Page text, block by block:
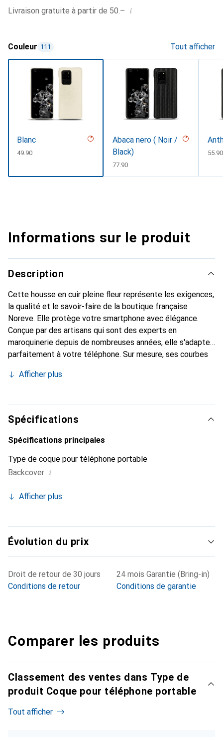
Livraison gratuite à partir de 50.– i
Couleur 111 Tout afficher
Blanc
CHF
49.90
Abaca nero ( Noir /
Black)
CHF
77.90
CHF
55.90
Informations sur le produit
Description
Cette housse en cuir pleine fleur représente les exigences,
la qualité et le savoir-faire de la boutique française
Noreve. Elle protège votre smartphone avec élégance.
Conçue par des artisans qui sont des experts en
maroquinerie depuis de nombreuses années, elle s'adapte
parfaitement à votre téléphone. Sur mesure, ses courbes
devient l'accessoire chic et indispensable de votre
produits de haute qualité, la marque Noreve est un choix
fiable pour une clientèle exigeante.
Afficher plus
Spécifications
Spécifications principales
Type de coque pour téléphone portable
Backcover i
Afficher plus
Évolution du prix
Droit de retour de 30 jours
Conditions de retour
24 mois Garantie (Bring-in)
Conditions de garantie
Comparer les produits
Classement des ventes dans Type de
produit Coque pour téléphone portable
Tout afficher